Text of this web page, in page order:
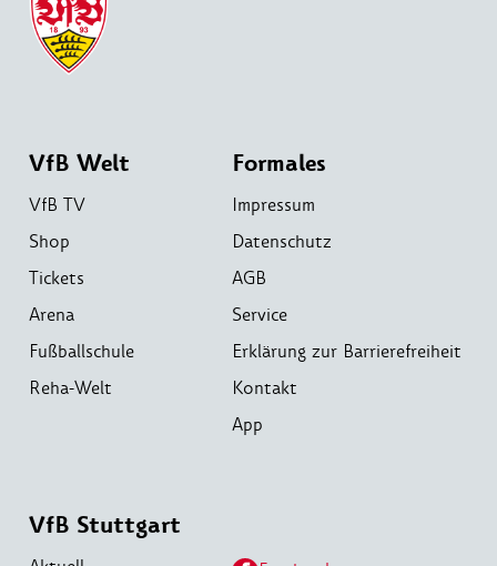
VfB Welt
VfB TV
Shop
Tickets
Arena
Fußballschule
Reha-Welt
Formales
Impressum
Datenschutz
AGB
Service
Erklärung zur Barrierefreiheit
Kontakt
App
VfB Stuttgart